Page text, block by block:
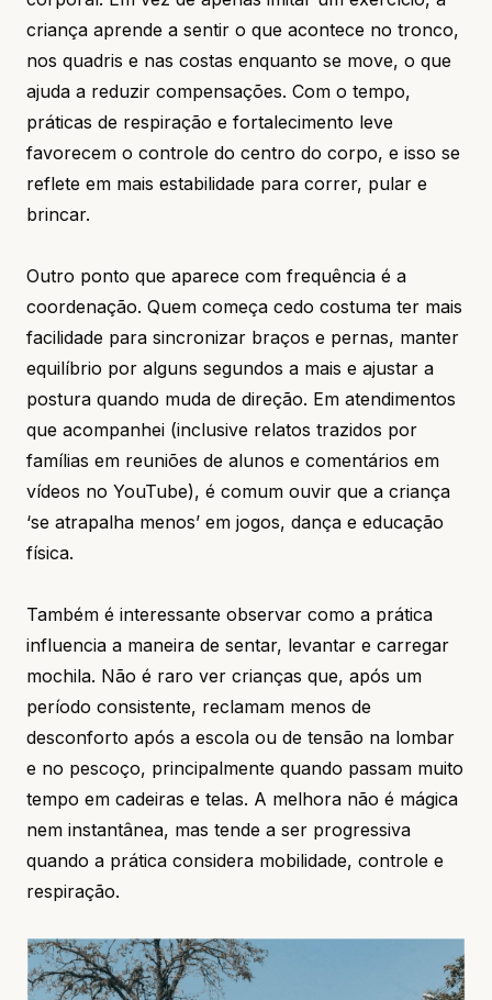
criança aprende a sentir o que acontece no tronco,
nos quadris e nas costas enquanto se move, o que
ajuda a reduzir compensações. Com o tempo,
práticas de respiração e fortalecimento leve
favorecem o controle do centro do corpo, e isso se
reflete em mais estabilidade para correr, pular e
brincar.
Outro ponto que aparece com frequência é a
coordenação. Quem começa cedo costuma ter mais
facilidade para sincronizar braços e pernas, manter
equilíbrio por alguns segundos a mais e ajustar a
postura quando muda de direção. Em atendimentos
que acompanhei (inclusive relatos trazidos por
famílias em reuniões de alunos e comentários em
vídeos no YouTube), é comum ouvir que a criança
‘se atrapalha menos’ em jogos, dança e educação
física.
Também é interessante observar como a prática
influencia a maneira de sentar, levantar e carregar
mochila. Não é raro ver crianças que, após um
período consistente, reclamam menos de
desconforto após a escola ou de tensão na lombar
e no pescoço, principalmente quando passam muito
tempo em cadeiras e telas. A melhora não é mágica
nem instantânea, mas tende a ser progressiva
quando a prática considera mobilidade, controle e
respiração.